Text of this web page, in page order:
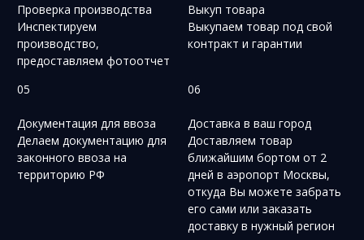
Проверка производства
Инспектируем
производство,
предоставляем фотоотчет
Выкуп товара
Выкупаем товар под свой
контракт и гарантии
05
Документация для ввоза
Делаем документацию для
законного ввоза на
территорию РФ
06
Доставка в ваш город
Доставляем товар
ближайшим бортом от 2
дней в аэропорт Москвы,
откуда Вы можете забрать
его сами или заказать
доставку в нужный регион